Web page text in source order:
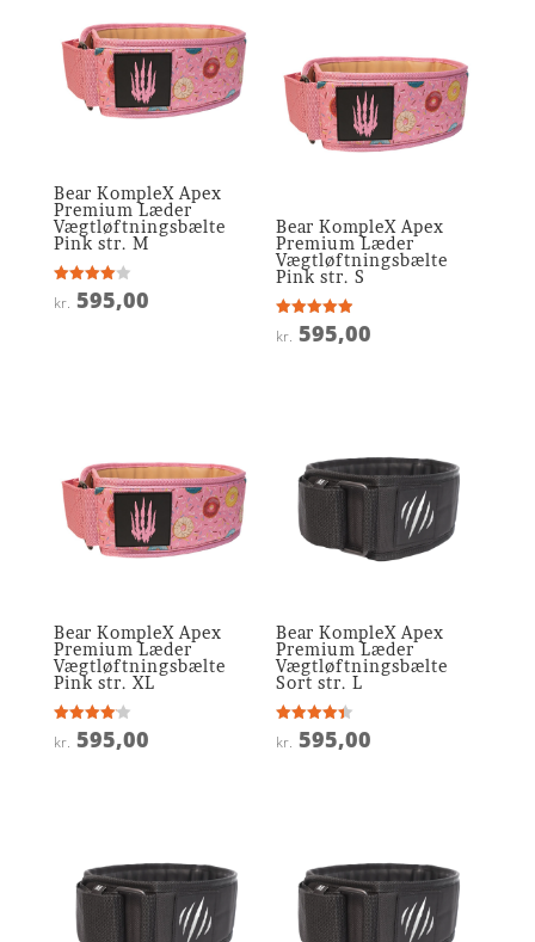
Bear KompleX Apex
Premium Læder
Vægtløftningsbælte
Pink str. M
Vurderet
4
kr. 595,00
Bear KompleX Apex
Premium Læder
Vægtløftningsbælte
Pink str. S
Vurderet
4.9
kr. 595,00
Bear KompleX Apex
Premium Læder
Vægtløftningsbælte
Pink str. XL
Vurderet
4.1
kr. 595,00
Bear KompleX Apex
Premium Læder
Vægtløftningsbælte
Sort str. L
Vurderet
4.4
kr. 595,00